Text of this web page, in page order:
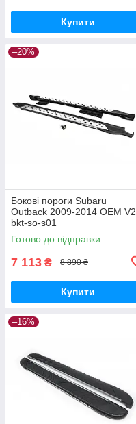
Купити
–20%
Бокові пороги Subaru
Outback 2009-2014 OEM V2
bkt-so-s01
Готово до відправки
7 113 ₴ 8 890 ₴
Купити
–16%